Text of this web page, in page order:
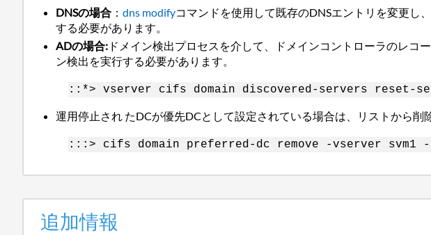
DNSの場合 ：dns modifyコマンドを使用して既存のDNSエントリを変更し
する必要があります。
ADの場合: ドメイン検出プロセスを介して、ドメインコントローラのレコ
ン検出を実行する必要があります。
::*> vserver cifs domain discovered-servers reset-
運用停止され たDCが優先DCとして設定されている場合は、リストから削
:::> cifs domain preferred-dc remove -vserver svm1 -
追加情報